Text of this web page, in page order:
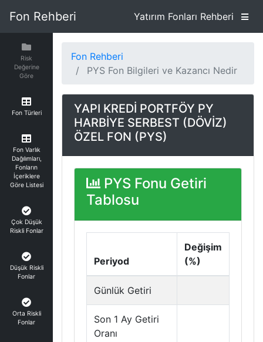
Fon Rehberi Yatırım Fonları Rehberi
Risk
Değerine
Göre
Fon Türleri
Fon Varlık
Dağılımları,
Fonların
İçeriklere
Göre Listesi
Çok Düşük
Riskli Fonlar
Düşük Riskli
Fonlar
Orta Riskli
Fonlar
Fon Rehberi
PYS Fon Bilgileri ve Kazancı Nedir
YAPI KREDİ PORTFÖY PY
HARBİYE SERBEST (DÖVİZ)
ÖZEL FON (PYS)
PYS Fonu Getiri
Tablosu
Periyod
Değişim
(%)
Günlük Getiri
Son 1 Ay Getiri
Oranı